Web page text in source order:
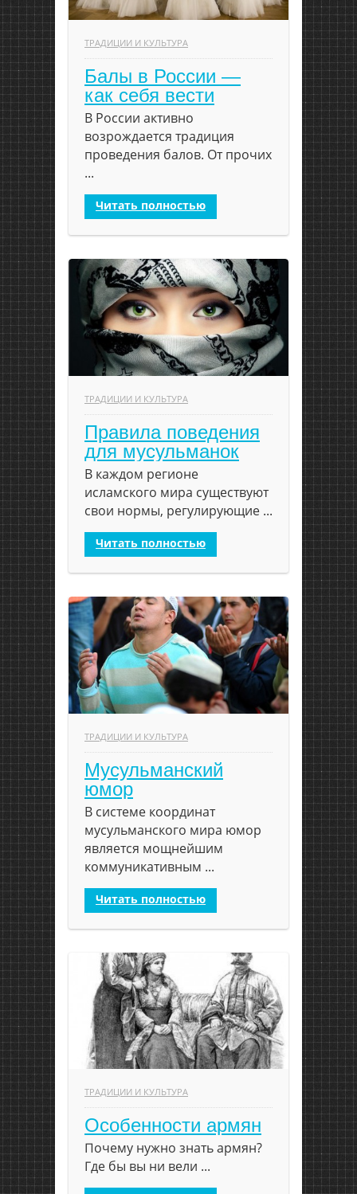
ТРАДИЦИИ И КУЛЬТУРА
Балы в России —
как себя вести
В России активно
возрождается традиция
проведения балов. От прочих
...
Читать полностью
ТРАДИЦИИ И КУЛЬТУРА
Правила поведения
для мусульманок
В каждом регионе
исламского мира существуют
свои нормы, регулирующие ...
Читать полностью
ТРАДИЦИИ И КУЛЬТУРА
Мусульманский
юмор
В системе координат
мусульманского мира юмор
является мощнейшим
коммуникативным ...
Читать полностью
ТРАДИЦИИ И КУЛЬТУРА
Особенности армян
Почему нужно знать армян?
Где бы вы ни вели ...